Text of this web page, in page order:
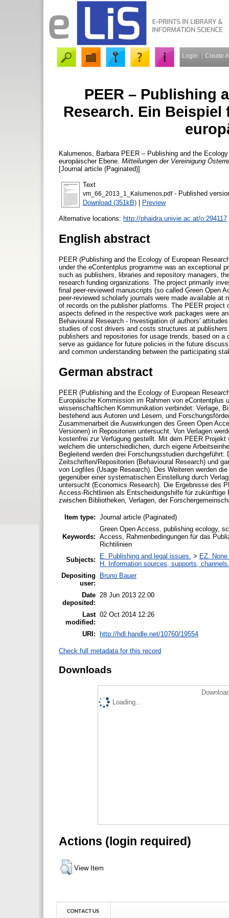
Login Create
PEER – Publishing
Research. Ein
Kalumenos, Barbara PEER – Publishing and the
europäischer Ebene. Mitteilungen der Vereinigung
[Journal article (Paginated)]
Text
vm_66_2013_1_Kalumenos.pdf- Published
Download (351kB) | Preview
Alternative locations: http://phaidra.univie.ac.at/o:294117
English abstract
PEER (Publishing and the Ecology of European
under the eContentplus programme was an exceptional
such as publishers, libraries and repository managers,
research funding organizations. The project primarily
final peer-reviewed manuscripts (so called Green Open
peer-reviewed scholarly journals were made available
of records on the publisher platforms. The PEER
aspects defined in the respective work packages were
Behavioural Research - Investigation of authors'
studies of cost drivers and costs structures at
publishers and repositories for usage trends, based on
serve as guidance for future policies in the future
and common understanding between the participating
German abstract
PEER (Publishing and the Ecology of European
Europäische Kommission im Rahmen von
wissenschaftlichen Kommunikation verbindet: Verlage,
bestehend aus Autoren und Lesern, und
Zusammenarbeit die Auswirkungen des Green Open
Versionen) in Repositorien untersucht. Von Verlagen
kostenfrei zur Verfügung gestellt. Mit dem PEER
welchem die unterschiedlichen, durch eigene
Begleitend werden drei Forschungsstudien
Zeitschriften/Repositorien (Behavioural Research) und
von Logfiles (Usage Research). Des Weiteren werden
gegenüber einer systematischen Einstellung durch
untersucht (Economics Research). Die Ergebnisse des
Access-Richtlinien als Entscheidungshilfe für zukünftige
zwischen Bibliotheken, Verlagen, der
Item type: Journal article (Paginated)
Keywords:
Green Open Access, publishing ecology,
Access, Rahmenbedingungen für das
Richtilinien
Subjects:
E. Publishing and legal issues. > EZ.
H. Information sources, supports, channels.
Depositing
user:
Bruno Bauer
Date
deposited:
28 Jun 2013 22:00
Last
modified:
02 Oct 2014 12:26
URI: http://hdl.handle.net/10760/19554
Check full metadata for this record
Downloads
Loading...
Actions (login required)
View Item